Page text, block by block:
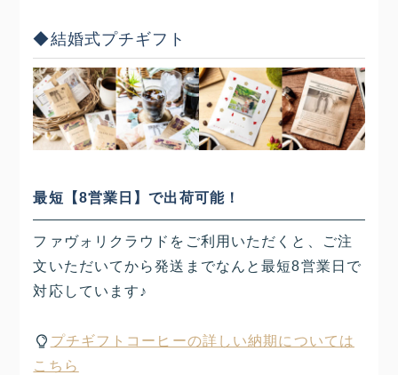
◆結婚式プチギフト
最短【8営業日】で出荷可能！
ファヴォリクラウドをご利用いただくと、ご注
文いただいてから発送までなんと最短8営業日で
対応しています♪
プチギフトコーヒーの詳しい納期については
こちら